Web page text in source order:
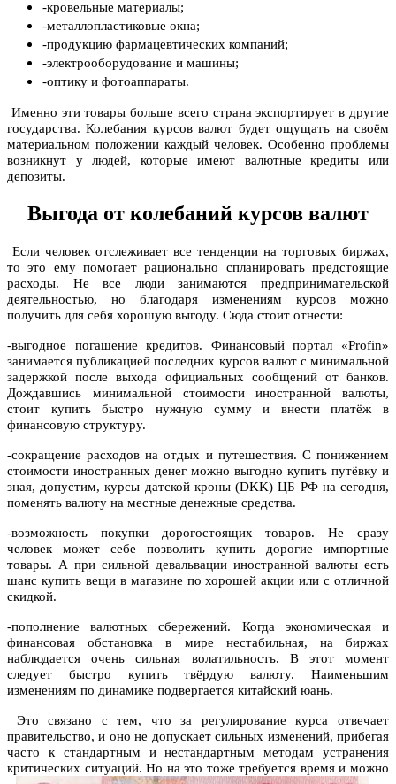
-кровельные материалы;
-металлопластиковые окна;
-продукцию фармацевтических компаний;
-электрооборудование и машины;
-оптику и фотоаппараты.
Именно эти товары больше всего страна экспортирует в другие
государства. Колебания курсов валют будет ощущать на своём
материальном положении каждый человек. Особенно проблемы
возникнут у людей, которые имеют валютные кредиты или
депозиты.
Выгода от колебаний курсов валют
Если человек отслеживает все тенденции на торговых биржах,
то это ему помогает рационально спланировать предстоящие
расходы. Не все люди занимаются предпринимательской
деятельностью, но благодаря изменениям курсов можно
получить для себя хорошую выгоду. Сюда стоит отнести:
-выгодное погашение кредитов. Финансовый портал «Profin»
занимается публикацией последних курсов валют с минимальной
задержкой после выхода официальных сообщений от банков.
Дождавшись минимальной стоимости иностранной валюты,
стоит купить быстро нужную сумму и внести платёж в
финансовую структуру.
-сокращение расходов на отдых и путешествия. С понижением
стоимости иностранных денег можно выгодно купить путёвку и
зная, допустим, курсы датской кроны (DKK) ЦБ РФ на сегодня,
поменять валюту на местные денежные средства.
-возможность покупки дорогостоящих товаров. Не сразу
человек может себе позволить купить дорогие импортные
товары. А при сильной девальвации иностранной валюты есть
шанс купить вещи в магазине по хорошей акции или с отличной
скидкой.
-пополнение валютных сбережений. Когда экономическая и
финансовая обстановка в мире нестабильная, на биржах
наблюдается очень сильная волатильность. В этот момент
следует быстро купить твёрдую валюту. Наименьшим
изменениям по динамике подвергается китайский юань.
Это связано с тем, что за регулирование курса отвечает
правительство, и оно не допускает сильных изменений, прибегая
часто к стандартным и нестандартным методам устранения
критических ситуаций.Но на это тоже требуется время и можно